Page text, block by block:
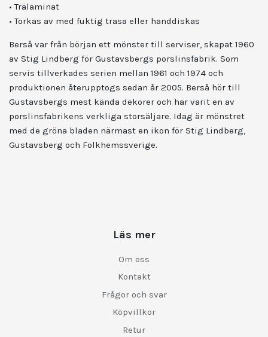
• Trälaminat
• Torkas av med fuktig trasa eller handdiskas
Berså var från början ett mönster till serviser, skapat 1960
av Stig Lindberg för Gustavsbergs porslinsfabrik. Som
servis tillverkades serien mellan 1961 och 1974 och
produktionen återupptogs sedan år 2005. Berså hör till
Gustavsbergs mest kända dekorer och har varit en av
porslinsfabrikens verkliga storsäljare. Idag är mönstret
med de gröna bladen närmast en ikon för Stig Lindberg,
Gustavsberg och Folkhemssverige.
Läs mer
Om oss
Kontakt
Frågor och svar
Köpvillkor
Retur